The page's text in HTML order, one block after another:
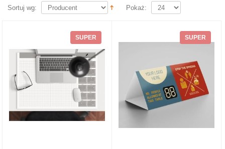
Sortuj wg: Pokaż:
SUPER SUPER